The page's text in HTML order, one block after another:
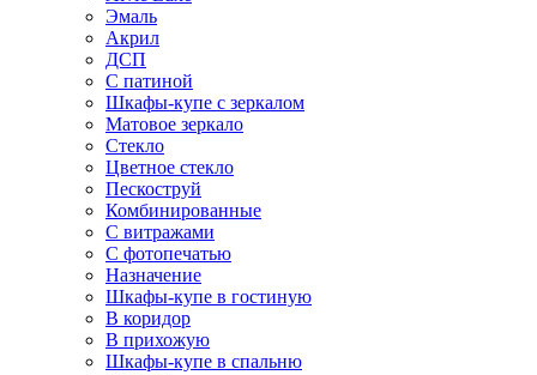
Эмаль
Акрил
ДСП
С патиной
Шкафы-купе с зеркалом
Матовое зеркало
Стекло
Цветное стекло
Пескоструй
Комбинированные
С витражами
С фотопечатью
Назначение
Шкафы-купе в гостиную
В коридор
В прихожую
Шкафы-купе в спальню